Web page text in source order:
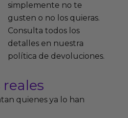
simplemente no te
gusten o no los quieras.
Consulta todos los
detalles en nuestra
política de devoluciones.
reales
quienes ya lo han